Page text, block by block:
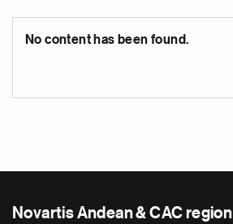
No content has been found.
Novartis Andean & CAC region